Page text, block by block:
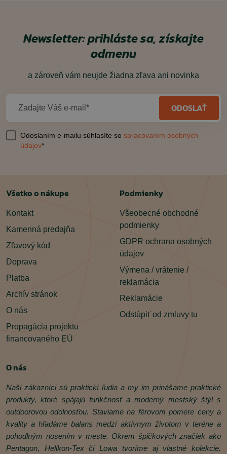
Newsletter: prihláste sa, získajte
odmenu
a zároveň vám neujde žiadna zľava ani novinka
Zadajte Váš e-mail* ODOSLAŤ
Odoslaním e-mailu súhlasíte so spracovaním osobných
údajov*
Všetko o nákupe
Kontakt
Kamenná predajňa
Zľavový kód
Doprava
Platba
Archív stránok
O nás
Propagácia projektu
financovaného EÚ
Podmienky
Všeobecné obchodné
podmienky
GDPR ochrana osobných
údajov
Výmena / vrátenie /
reklamácia
Reklamácie
Odstúpiť od zmluvy tu
O nás
Naši zákazníci sú praktickí ľudia a my im prinášame praktické
produkty, ktoré spájajú funkčnosť a moderný mestský štýl s
outdoorovou odolnosťou. Staviame na férovom pomere ceny a
kvality a hľadáme balans medzi aktívnym životom v teréne a
pohodlným nosením v meste. Okrem špičkových značiek ako
Pentagon, Helikon‑Tex či Lowa tvoríme aj vlastné kolekcie.